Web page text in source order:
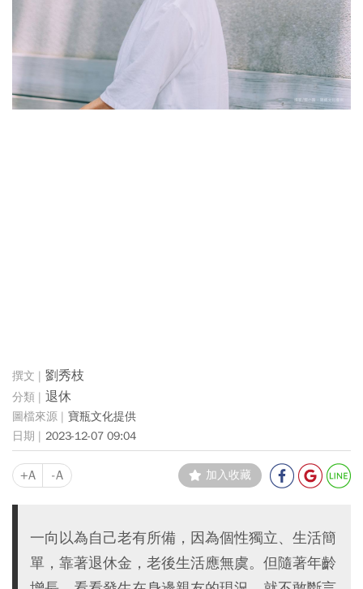
劉秀枝
退休
寶瓶文化提供
2023-12-07 09:04
+A -A 加入收藏
一向以為自己老有所備，因為個性獨立、生活簡
單，靠著退休金，老後生活應無虞。但隨著年齡